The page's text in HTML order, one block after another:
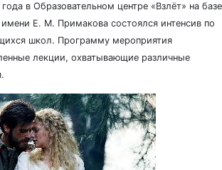
в Образовательном центре «Взлёт» на базе
Е. М. Примакова состоялся интенсив по
школ. Программу мероприятия
лекции, охватывающие различные